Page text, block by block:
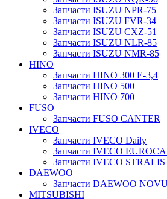
Запчасти ISUZU NPR-75
Запчасти ISUZU FVR-34
Запчасти ISUZU CXZ-51
Запчасти ISUZU NLR-85
Запчасти ISUZU NMR-85
HINO
Запчасти HINO 300 E-3,4
Запчасти HINO 500
Запчасти HINO 700
FUSO
Запчасти FUSO CANTER
IVECO
Запчасти IVECO Daily
Запчасти IVECO
Запчасти IVECO STRALIS
DAEWOO
Запчасти DAEWOO
MITSUBISHI